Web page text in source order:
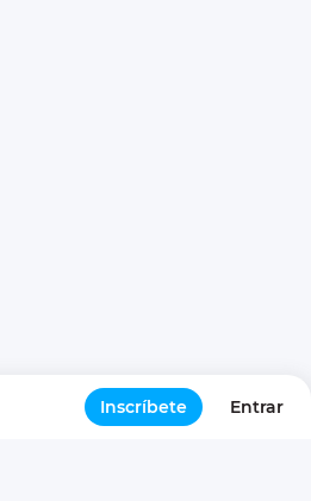
Inscríbete Entrar